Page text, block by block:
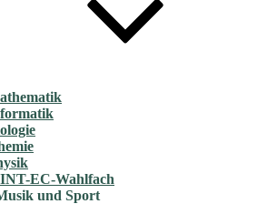
EC-Wahlfach
und Sport